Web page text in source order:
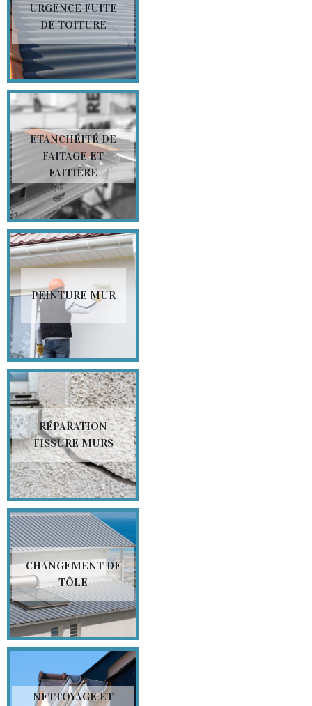
URGENCE FUITE
DE TOITURE
ETANCHÉITÉ DE
FAITAGE ET
FAITIÈRE
PEINTURE MUR
RÉPARATION
FISSURE MURS
CHANGEMENT DE
TÔLE
NETTOYAGE ET